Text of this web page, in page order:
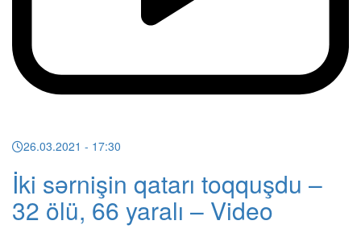
26.03.2021 - 17:30
İki sərnişin qatarı toqquşdu –
32 ölü, 66 yaralı – Video